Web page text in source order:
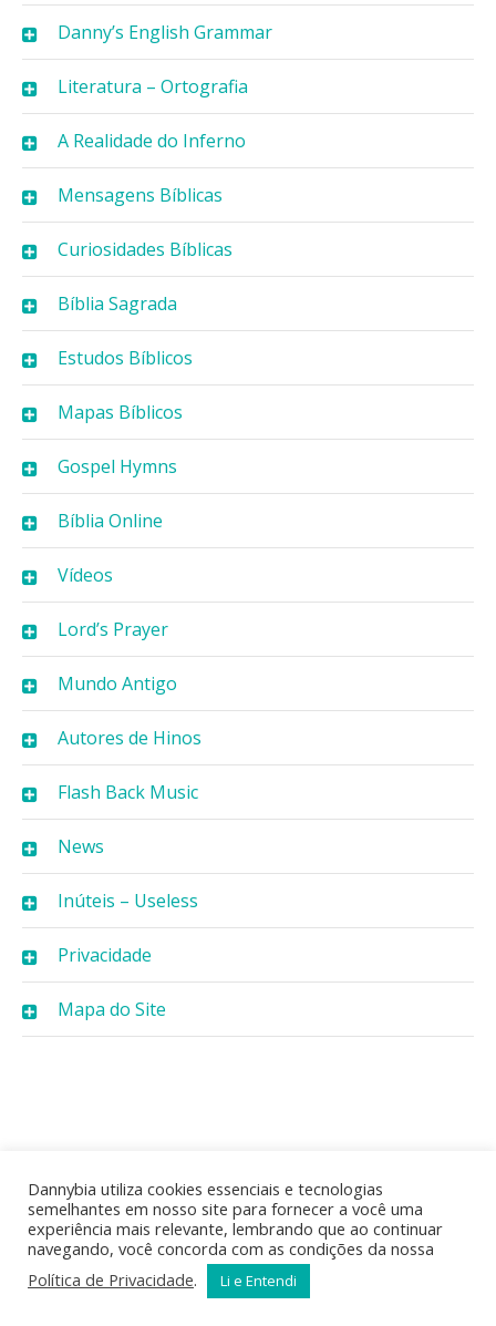
Danny’s English Grammar
Literatura – Ortografia
A Realidade do Inferno
Mensagens Bíblicas
Curiosidades Bíblicas
Bíblia Sagrada
Estudos Bíblicos
Mapas Bíblicos
Gospel Hymns
Bíblia Online
Vídeos
Lord’s Prayer
Mundo Antigo
Autores de Hinos
Flash Back Music
News
Inúteis – Useless
Privacidade
Mapa do Site
Dannybia utiliza cookies essenciais e tecnologias
semelhantes em nosso site para fornecer a você uma
experiência mais relevante, lembrando que ao continuar
navegando, você concorda com as condições da nossa
Política de Privacidade. Li e Entendi